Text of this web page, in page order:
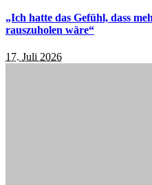
„Ich hatte das Gefühl, dass
rauszuholen wäre“
17. Juli 2026